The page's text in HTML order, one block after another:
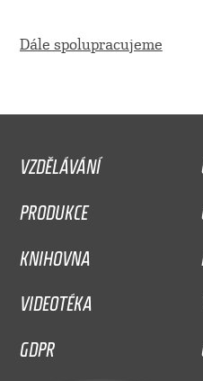
Dále spolupracujeme
VZDĚLÁVÁNÍ
PRODUKCE
KNIHOVNA
VIDEOTÉKA
GDPR